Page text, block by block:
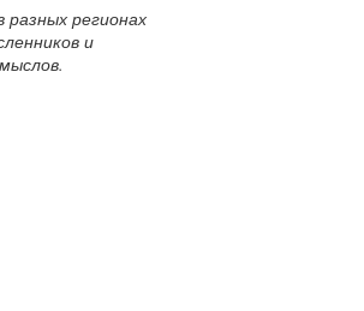
регионах
и